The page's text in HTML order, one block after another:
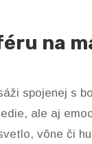
na
spojenej s
ale aj
vône či